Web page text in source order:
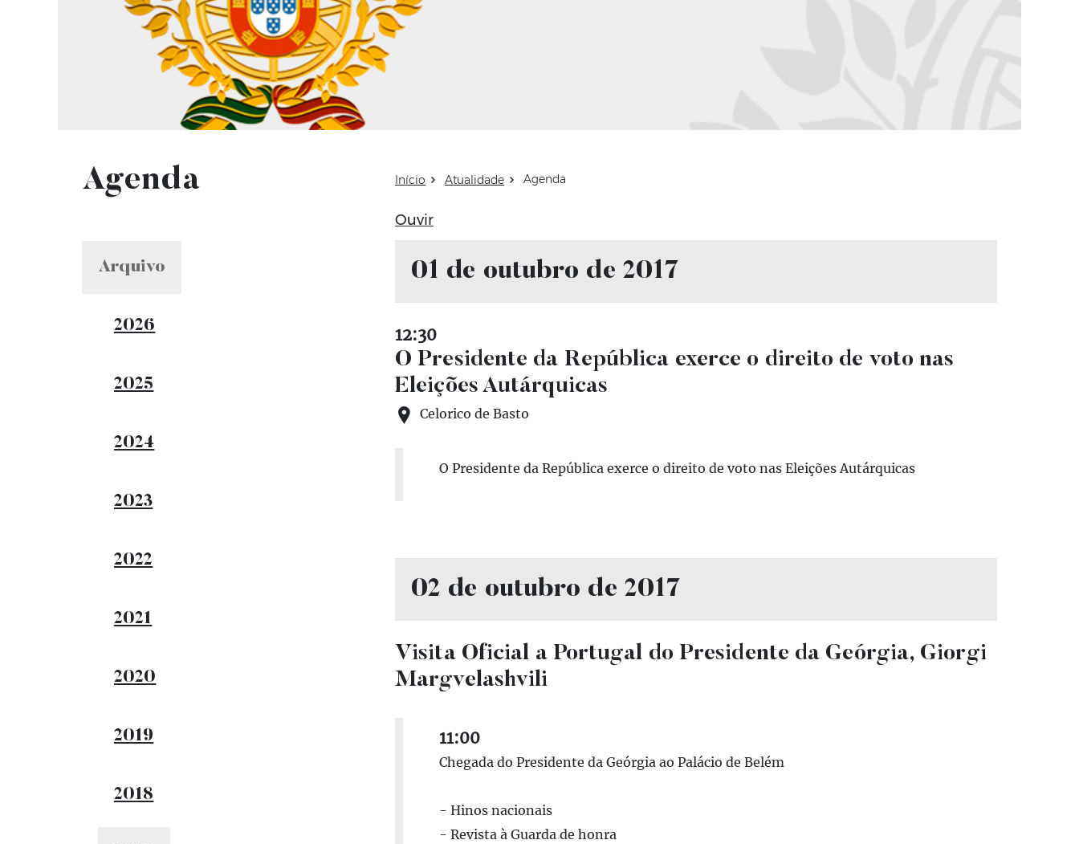
AgendaArquivo outubro 2017
Arquivo
2026
2025
2024
2023
2022
2021
2020
2019
2018
Início Atualidade Agenda
Ouvir
01 de outubro de 2017
12:30
O Presidente da República exerce o direito de voto nas
Eleições Autárquicas
Celorico de Basto
O Presidente da República exerce o direito de voto nas Eleições Autárquicas
02 de outubro de 2017
Visita Oficial a Portugal do Presidente da Geórgia, Giorgi
Margvelashvili
11:00
Chegada do Presidente da Geórgia ao Palácio de Belém
- Hinos nacionais
- Revista à Guarda de honra